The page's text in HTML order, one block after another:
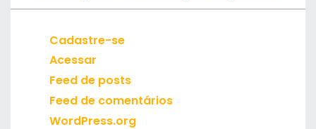
Cadastre-se
Acessar
Feed de posts
Feed de comentários
WordPress.org